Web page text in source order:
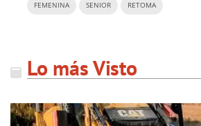
FEMENINA SENIOR RETOMA
Lo más Visto